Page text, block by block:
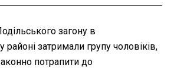
загону в
районі затримали групу чоловіків,
потрапити до